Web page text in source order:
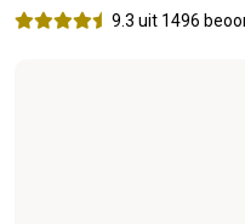
9.3 uit 1496